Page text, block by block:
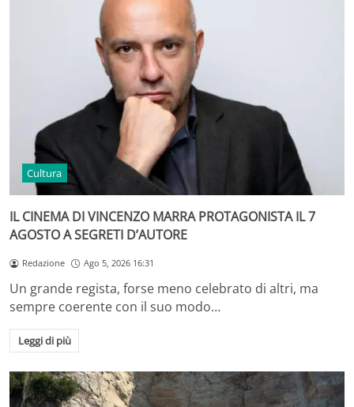
Cultura
IL CINEMA DI VINCENZO MARRA PROTAGONISTA IL 7
AGOSTO A SEGRETI D’AUTORE
Redazione Ago 5, 2026 16:31
Un grande regista, forse meno celebrato di altri, ma
sempre coerente con il suo modo…
Leggi di più